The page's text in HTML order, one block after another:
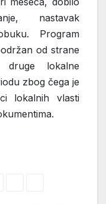
nastavak
Program
od strane
lokalne
zbog čega je
lokalnih vlasti